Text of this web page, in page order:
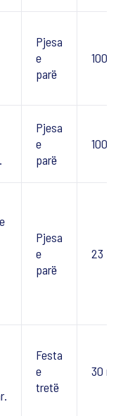
Pjesa
e
parë
100
Pjesa
e
parë
100
Pjesa
e
parë
23
Festa
e
tretë
30